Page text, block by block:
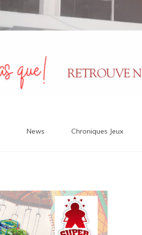
News Chroniques Jeux